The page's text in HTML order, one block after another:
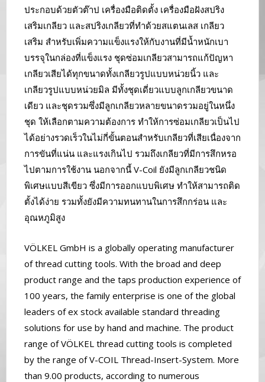
ประกอบด้วยตัวต๊าป เครื่องมือติดตั้ง เครื่องมือฝังสปริง
เสริมเกลียว และสปริงเกลียวที่ทำด้วยสแตนเลส เกลียว
เสริม สำหรับเพิ่มความแข็งแรงให้กับงานที่มีน้ำหนักเบา
บรรจุในกล่องที่แข็งแรง ชุดซ่อมเกลียวสามารถแก้ปัญหา
เกลียวเสียได้ทุกขนาดทั้งเกลียวรูปแบบหน่วยนิ้ว และ
เกลียวรูปแบบหน่วยมิล มีทั้งชุดเดี่ยวแบบลูกเกลียวขนาด
เดียว และชุดรวมซึ่งมีลูกเกลียวหลายขนาดรวมอยู่ในหนึ่ง
ชุด ให้เลือกตามความต้องการ ทำให้การซ่อมเกลียวเป็นไป
ได้อย่างรวดเร็วในไม่กี่ขั้นตอนสำหรับเกลียวที่เสียเนื่องจาก
การขันที่แน่น และแรงเกินไป รวมถึงเกลียวที่มีการสึกหรอ
ไปตามการใช้งาน นอกจากนี้ V-Coil ยังมีลูกเกลียวชนิด
พิเศษแบบสีเขียว ซึ่งมีการออกแบบพิเศษ ทำให้สามารถติด
ตั้งได้ง่าย รวมทั้งยังมีความทนทานในการสึกกร่อน และ
อุณหภูมิสูง
VÖLKEL GmbH is a globally operating manufacturer
of thread cutting tools. With the broad and deep
product range and the taps production experience of
100 years, the family enterprise is one of the global
leaders of ex stock available standard threading
solutions for use by hand and machine. The product
range of VÖLKEL thread cutting tools is completed
by the range of V-COIL Thread-Insert-System. More
than 9.00 products, according to numerous